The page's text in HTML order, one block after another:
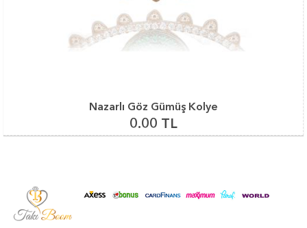
Nazarlı Göz Gümüş Kolye
0.00 TL